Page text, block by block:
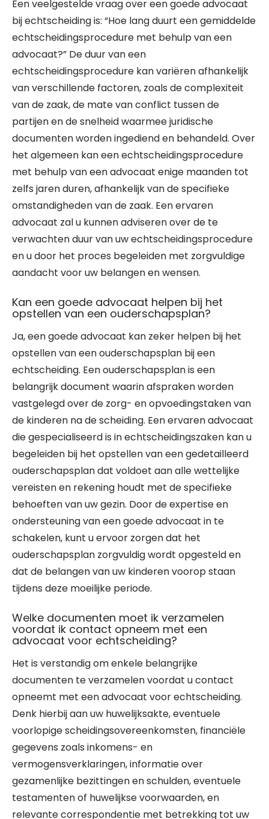
Een veelgestelde vraag over een goede advocaat
bij echtscheiding is: “Hoe lang duurt een gemiddelde
echtscheidingsprocedure met behulp van een
advocaat?” De duur van een
echtscheidingsprocedure kan variëren afhankelijk
van verschillende factoren, zoals de complexiteit
van de zaak, de mate van conflict tussen de
partijen en de snelheid waarmee juridische
documenten worden ingediend en behandeld. Over
het algemeen kan een echtscheidingsprocedure
met behulp van een advocaat enige maanden tot
zelfs jaren duren, afhankelijk van de specifieke
omstandigheden van de zaak. Een ervaren
advocaat zal u kunnen adviseren over de te
verwachten duur van uw echtscheidingsprocedure
en u door het proces begeleiden met zorgvuldige
aandacht voor uw belangen en wensen.
Kan een goede advocaat helpen bij het
opstellen van een ouderschapsplan?
Ja, een goede advocaat kan zeker helpen bij het
opstellen van een ouderschapsplan bij een
echtscheiding. Een ouderschapsplan is een
belangrijk document waarin afspraken worden
vastgelegd over de zorg- en opvoedingstaken van
de kinderen na de scheiding. Een ervaren advocaat
die gespecialiseerd is in echtscheidingszaken kan u
begeleiden bij het opstellen van een gedetailleerd
ouderschapsplan dat voldoet aan alle wettelijke
vereisten en rekening houdt met de specifieke
behoeften van uw gezin. Door de expertise en
ondersteuning van een goede advocaat in te
schakelen, kunt u ervoor zorgen dat het
ouderschapsplan zorgvuldig wordt opgesteld en
dat de belangen van uw kinderen voorop staan
tijdens deze moeilijke periode.
Welke documenten moet ik verzamelen
voordat ik contact opneem met een
advocaat voor echtscheiding?
Het is verstandig om enkele belangrijke
documenten te verzamelen voordat u contact
opneemt met een advocaat voor echtscheiding.
Denk hierbij aan uw huwelijksakte, eventuele
voorlopige scheidingsovereenkomsten, financiële
gegevens zoals inkomens- en
vermogensverklaringen, informatie over
gezamenlijke bezittingen en schulden, eventuele
testamenten of huwelijkse voorwaarden, en
relevante correspondentie met betrekking tot uw